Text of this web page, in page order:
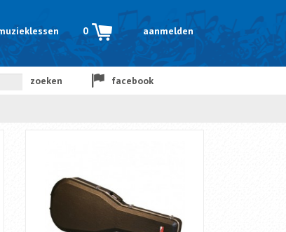
0 aanmelden
zoeken facebook